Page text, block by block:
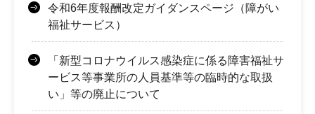
令和6年度報酬改定ガイダンスページ（障がい
福祉サービス）
「新型コロナウイルス感染症に係る障害福祉サ
ービス等事業所の人員基準等の臨時的な取扱
い」等の廃止について